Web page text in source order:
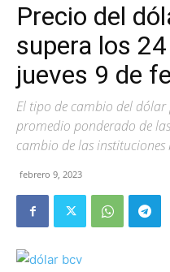
Precio del
supera los
jueves 9 de
El tipo de cambio del dólar
promedio ponderado de
cambio de las
febrero 9, 2023